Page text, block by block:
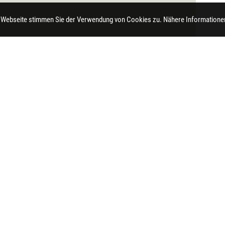
stimmen Sie der Verwendung von Cookies zu. Nähere